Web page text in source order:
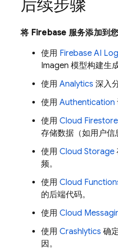
后续步骤
将 Firebase 服务添加到您
使用 Firebase AI
Imagen 模型构建生
使用 Analytics 深入
使用 Authentication
使用 Cloud Firestore
存储数据（如用户信
使用 Cloud Storage
频。
使用 Cloud
的后端代码。
使用 Cloud
使用 Crashlytics 确
因。